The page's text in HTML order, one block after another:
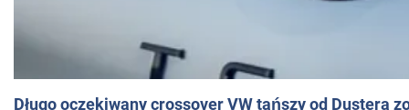
Długo oczekiwany crossover VW tańszy od Dustera